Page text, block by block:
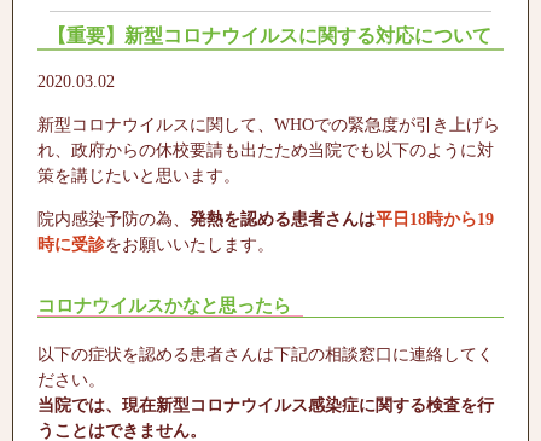
【重要】新型コロナウイルスに関する対応について
2020.03.02
新型コロナウイルスに関して、WHOでの緊急度が引き上げら
れ、政府からの休校要請も出たため当院でも以下のように対
策を講じたいと思います。
院内感染予防の為、 発熱を認める患者さんは平日18時から19
時に受診をお願いいたします。
コロナウイルスかなと思ったら
以下の症状を認める患者さんは下記の相談窓口に連絡してく
ださい。
当院では、現在新型コロナウイルス感染症に関する検査を行
うことはできません。